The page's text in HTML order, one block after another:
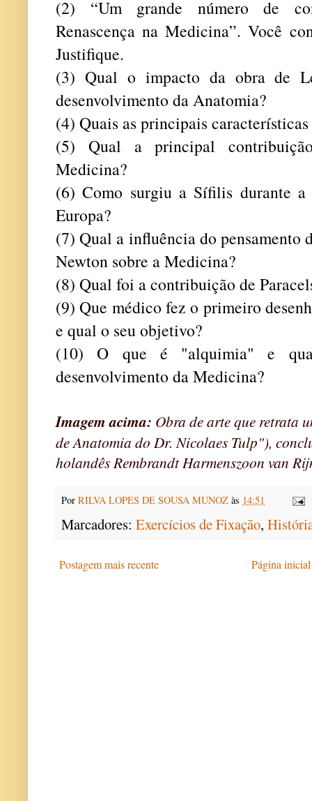
(2) “Um grande número de
Renascença na Medicina”. Você
Justifique.
(3) Qual o impacto da obra de
desenvolvimento da Anatomia?
(4) Quais as principais
(5) Qual a principal
Medicina?
(6) Como surgiu a Sífilis durante a
Europa?
(7) Qual a influência do pensamento
Newton sobre a Medicina?
(8) Qual foi a contribuição de
(9) Que médico fez o primeiro
e qual o seu objetivo?
(10) O que é "alquimia" e
desenvolvimento da Medicina?
Imagem acima: Obra de arte que retrata
de Anatomia do Dr. Nicolaes Tulp"),
holandês Rembrandt Harmenszoon van
Por RILVA LOPES DE SOUSA MUNOZ às 14:51
Marcadores: Exercícios de Fixação,
Postagem mais recente Página inicial